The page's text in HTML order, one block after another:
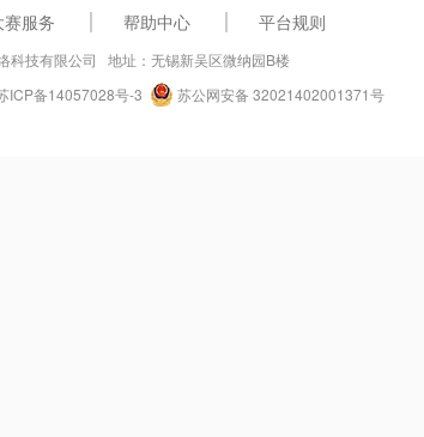
赛服务 帮助中心 平台规则
科技有限公司 地址：无锡新吴区微纳园B楼
ICP备14057028号-3 苏公网安备 32021402001371号